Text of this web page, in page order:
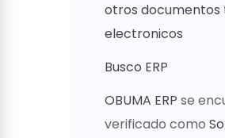
otros documentos
electronicos
Busco ERP
OBUMA ERP se
verificado como